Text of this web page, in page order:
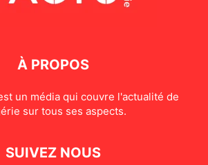
À PROPOS
un média qui couvre l'actualité de
sur tous ses aspects.
SUIVEZ NOUS